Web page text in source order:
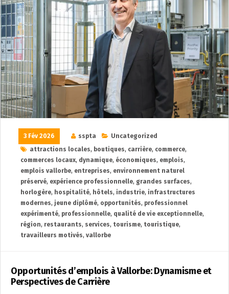
3 Fév 2026 sspta
Uncategorized
attractions locales, boutiques, carrière, commerce,
commerces locaux, dynamique, économiques, emplois,
emplois vallorbe, entreprises, environnement naturel
préservé, expérience professionnelle, grandes surfaces,
horlogère, hospitalité, hôtels, industrie, infrastructures
modernes, jeune diplômé, opportunités, professionnel
expérimenté, professionnelle, qualité de vie exceptionnelle,
région, restaurants, services, tourisme, touristique,
travailleurs motivés, vallorbe
Opportunités d’emplois à Vallorbe: Dynamisme et
Perspectives de Carrière